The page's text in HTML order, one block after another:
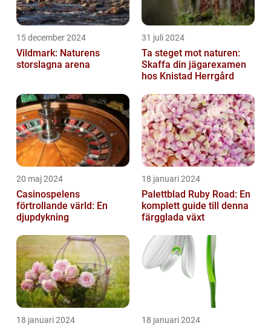
15 december 2024
Vildmark: Naturens
storslagna arena
31 juli 2024
Ta steget mot naturen:
Skaffa din jägarexamen
hos Knistad Herrgård
20 maj 2024
Casinospelens
förtrollande värld: En
djupdykning
18 januari 2024
Palettblad Ruby Road: En
komplett guide till denna
färgglada växt
18 januari 2024 18 januari 2024